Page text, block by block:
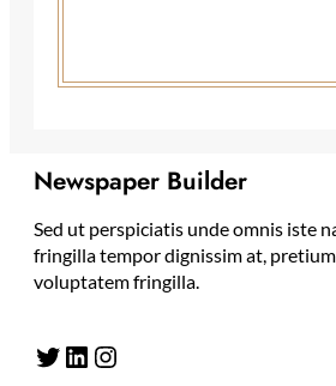
Newspaper Builder
Sed ut perspiciatis unde omnis iste
fringilla tempor dignissim at,
voluptatem fringilla.
Twitter LinkedIn Instagram